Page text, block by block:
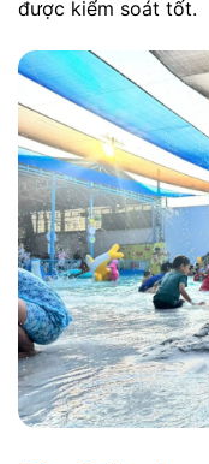
được kiểm soát tốt.